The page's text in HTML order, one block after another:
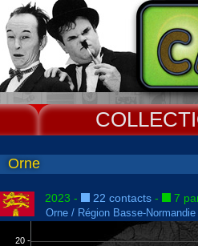
COLLECT
2023 - 22 contacts - 7
Orne / Région Basse-Normandie
20 -